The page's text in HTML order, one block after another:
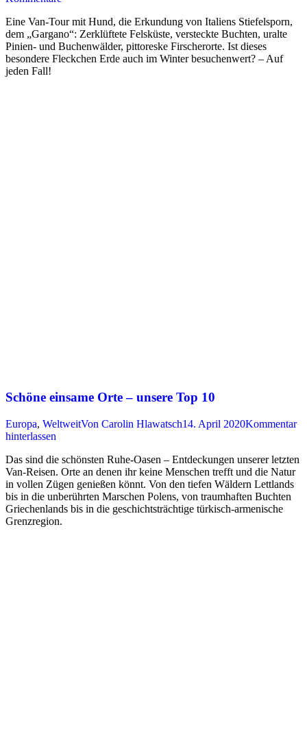
Eine Van-Tour mit Hund, die Erkundung von Italiens Stiefelsporn,
dem „Gargano“: Zerklüftete Felsküste, versteckte Buchten, uralte
Pinien- und Buchenwälder, pittoreske Firscherorte. Ist dieses
besondere Fleckchen Erde auch im Winter besuchenwert? – Auf
jeden Fall!
Schöne einsame Orte – unsere Top 10
Europa, WeltweitVon Carolin Hlawatsch14. April 2020Kommentar
hinterlassen
Das sind die schönsten Ruhe-Oasen – Entdeckungen unserer letzten
Van-Reisen. Orte an denen ihr keine Menschen trefft und die Natur
in vollen Zügen genießen könnt. Von den tiefen Wäldern Lettlands
bis in die unberührten Marschen Polens, von traumhaften Buchten
Griechenlands bis in die geschichtsträchtige türkisch-armenische
Grenzregion.